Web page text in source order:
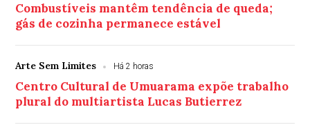
Combustíveis mantêm tendência de queda;
gás de cozinha permanece estável
Arte Sem Limites Há 2 horas
Centro Cultural de Umuarama expõe trabalho
plural do multiartista Lucas Butierrez